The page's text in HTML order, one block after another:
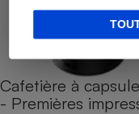
Cafetière à
- Premières